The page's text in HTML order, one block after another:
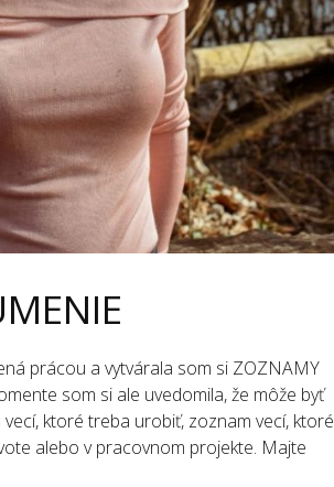
prácou a vytvárala som si ZOZNAMY
som si ale uvedomila, že môže byť
ktoré treba urobiť, zoznam vecí, ktoré
alebo v pracovnom projekte. Majte